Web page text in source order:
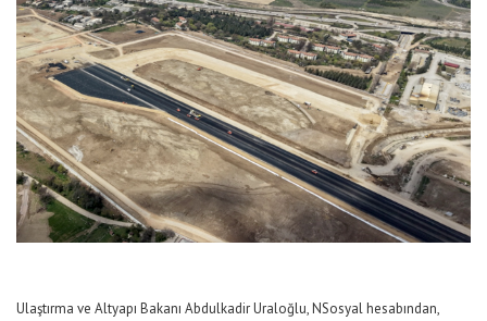
Ulaştırma ve Altyapı Bakanı Abdulkadir Uraloğlu, NSosyal hesabından,